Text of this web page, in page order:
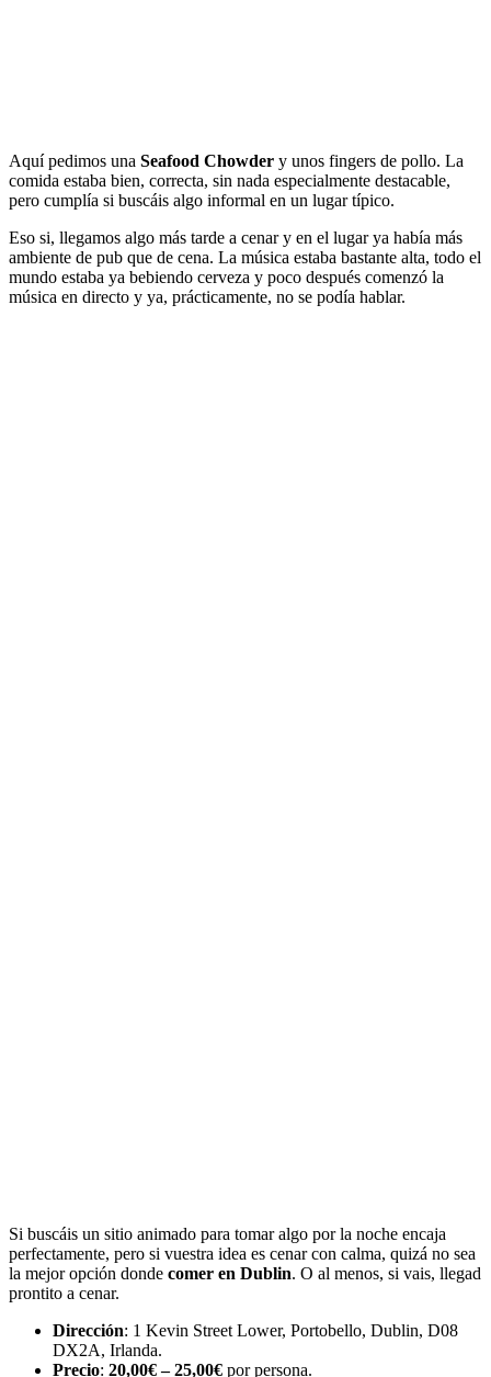
Aquí pedimos una Seafood Chowder y unos fingers de pollo. La
comida estaba bien, correcta, sin nada especialmente destacable,
pero cumplía si buscáis algo informal en un lugar típico.
Eso si, llegamos algo más tarde a cenar y en el lugar ya había más
ambiente de pub que de cena. La música estaba bastante alta, todo el
mundo estaba ya bebiendo cerveza y poco después comenzó la
música en directo y ya, prácticamente, no se podía hablar.
Si buscáis un sitio animado para tomar algo por la noche encaja
perfectamente, pero si vuestra idea es cenar con calma, quizá no sea
la mejor opción donde comer en Dublin. O al menos, si vais, llegad
prontito a cenar.
Dirección: 1 Kevin Street Lower, Portobello, Dublin, D08
DX2A, Irlanda.
Precio: 20,00€ – 25,00€ por persona.